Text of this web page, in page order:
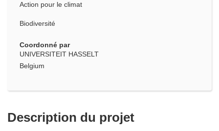
Action pour le climat
Biodiversité
Coordonné par
UNIVERSITEIT HASSELT
Belgium
Description du projet